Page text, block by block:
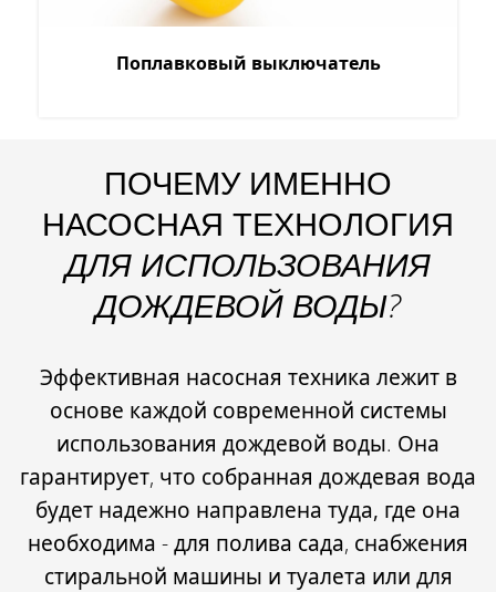
Поплавковый выключатель
ПОЧЕМУ ИМЕННО
НАСОСНАЯ ТЕХНОЛОГИЯ
ДЛЯ ИСПОЛЬЗОВАНИЯ
ДОЖДЕВОЙ ВОДЫ?
Эффективная насосная техника лежит в
основе каждой современной системы
использования дождевой воды. Она
гарантирует, что собранная дождевая вода
будет надежно направлена туда, где она
необходима - для полива сада, снабжения
стиральной машины и туалета или для